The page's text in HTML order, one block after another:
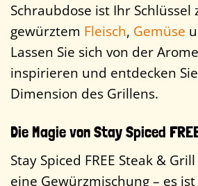
Schraubdose ist Ihr Schlüssel
gewürztem Fleisch, Gemüse
Lassen Sie sich von der
inspirieren und entdecken
Dimension des Grillens.
Die Magie von Stay Spiced
Stay Spiced FREE Steak &
eine Gewürzmischung – es